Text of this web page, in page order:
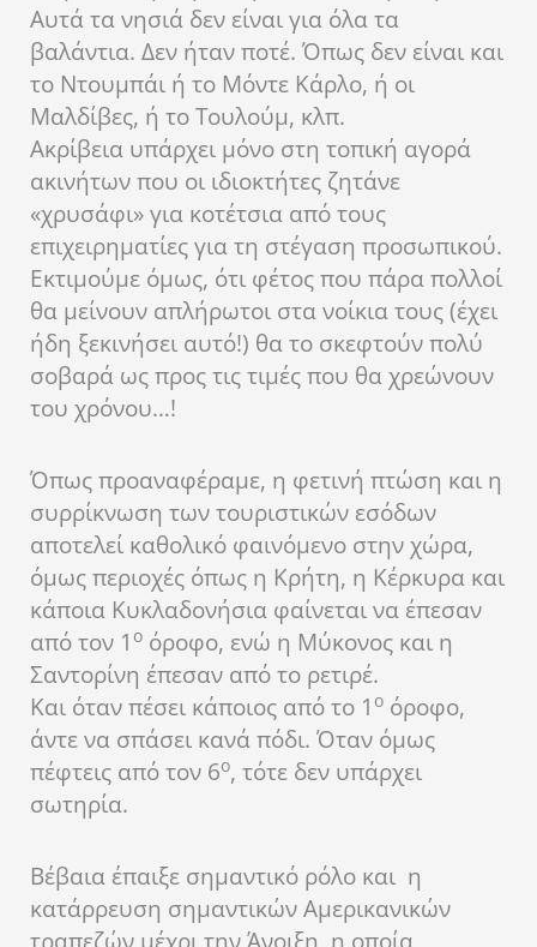
Αυτά τα νησιά δεν είναι για όλα τα
βαλάντια. Δεν ήταν ποτέ. Όπως δεν είναι και
το Ντουμπάι ή το Μόντε Κάρλο, ή οι
Μαλδίβες, ή το Τουλούμ, κλπ.
Ακρίβεια υπάρχει μόνο στη τοπική αγορά
ακινήτων που οι ιδιοκτήτες ζητάνε
«χρυσάφι» για κοτέτσια από τους
επιχειρηματίες για τη στέγαση προσωπικού.
Εκτιμούμε όμως, ότι φέτος που πάρα πολλοί
θα μείνουν απλήρωτοι στα νοίκια τους (έχει
ήδη ξεκινήσει αυτό!) θα το σκεφτούν πολύ
σοβαρά ως προς τις τιμές που θα χρεώνουν
του χρόνου…!
Όπως προαναφέραμε, η φετινή πτώση και η
συρρίκνωση των τουριστικών εσόδων
αποτελεί καθολικό φαινόμενο στην χώρα,
όμως περιοχές όπως η Κρήτη, η Κέρκυρα και
κάποια Κυκλαδονήσια φαίνεται να έπεσαν
από τον 1 ο όροφο, ενώ η Μύκονος και η
Σαντορίνη έπεσαν από το ρετιρέ.
Και όταν πέσει κάποιος από το 1 ο όροφο,
άντε να σπάσει κανά πόδι. Όταν όμως
πέφτεις από τον 6ο, τότε δεν υπάρχει
σωτηρία.
Βέβαια έπαιξε σημαντικό ρόλο και η
κατάρρευση σημαντικών Αμερικανικών